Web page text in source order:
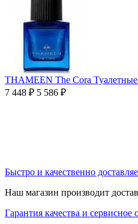
THAMEEN The Cora
7 448 ₽ 5 586 ₽
Быстро и качественно
Наш магазин производит
Гарантия качества и сервисное